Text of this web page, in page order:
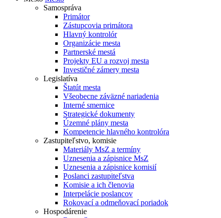
Samospráva
Primátor
Zástupcovia primátora
Hlavný kontrolór
Organizácie mesta
Partnerské mestá
Projekty EU a rozvoj mesta
Investičné zámery mesta
Legislatíva
Štatút mesta
Všeobecne záväzné nariadenia
Interné smernice
Strategické dokumenty
Územné plány mesta
Kompetencie hlavného kontrolóra
Zastupiteľstvo, komisie
Materiály MsZ a termíny
Uznesenia a zápisnice MsZ
Uznesenia a zápisnice komisií
Poslanci zastupiteľstva
Komisie a ich členovia
Interpelácie poslancov
Rokovací a odmeňovací poriadok
Hospodárenie